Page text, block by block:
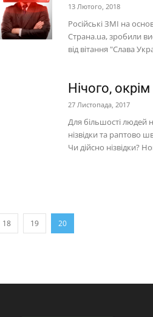
13 Лютого, 2018
Російські ЗМІ на
Страна.ua, зробили
від вітання "Слава
Нічого,
27 Листопада, 2017
Для більшості людей
нізвідки та раптово
Чи дійсно нізвідки?
18 19 20